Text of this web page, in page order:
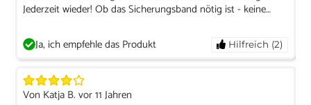
Jederzeit wieder! Ob das Sicherungsband nötig ist - keine
Zweck aber nicht überzeugt, da jede Diele ja eh mittels der
Klammern befestigt ist.
Ja, ich empfehle das Produkt Hilfreich (2)
Von Katja B. vor 11 Jahren